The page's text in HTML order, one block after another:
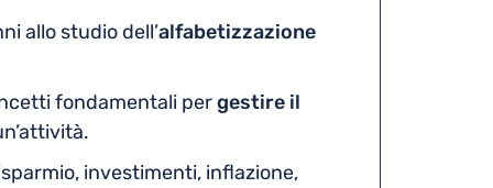
allo studio dell’alfabetizzazione
fondamentali pergestire il
investimenti, inflazione,